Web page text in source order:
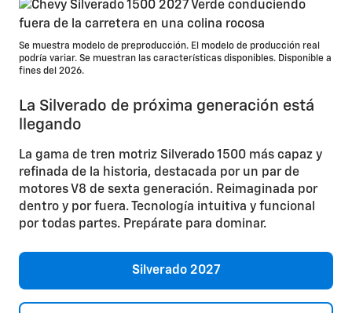
Se muestra modelo de preproducción. El modelo de producción real
podría variar. Se muestran las características disponibles. Disponible a
fines del 2026.
La Silverado de próxima generación está
llegando
La gama de tren motriz Silverado 1500 más capaz y
refinada de la historia, destacada por un par de
motores V8 de sexta generación. Reimaginada por
dentro y por fuera. Tecnología intuitiva y funcional
por todas partes. Prepárate para dominar.
Silverado 2027